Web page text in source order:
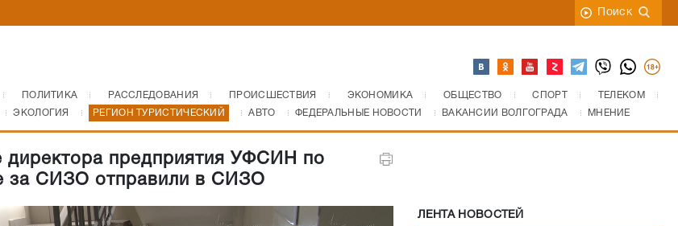
Поиск
ПОЛИТИКА РАССЛЕДОВАНИЯ ПРОИСШЕСТВИЯ ЭКОНОМИКА ОБЩЕСТВО СПОРТ
ТЕЛЕКОМ
ЭКОЛОГИЯ РЕГИОН ТУРИСТИЧЕСКИЙ АВТО ФЕДЕРАЛЬНЫЕ НОВОСТИ ВАКАНСИИ ВОЛГОГРАДА МНЕНИЕ
директора предприятия УФСИН по
за СИЗО отправили в СИЗО
ЛЕНТА НОВОСТЕЙ